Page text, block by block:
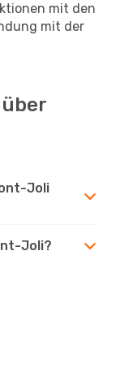
mit den
mit der
Joli
Joli?